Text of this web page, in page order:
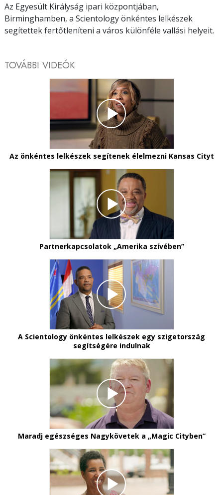
Az Egyesült Királyság ipari központjában,
Birminghamben, a Scientology önkéntes lelkészek
segítettek fertőtleníteni a város különféle vallási helyeit.
TOVÁBBI VIDEÓK
Az önkéntes lelkészek segítenek élelmezni Kansas Cityt
Partnerkapcsolatok „Amerika szívében”
A Scientology önkéntes lelkészek egy szigetország
segítségére indulnak
Maradj egészséges Nagykövetek a „Magic Cityben”